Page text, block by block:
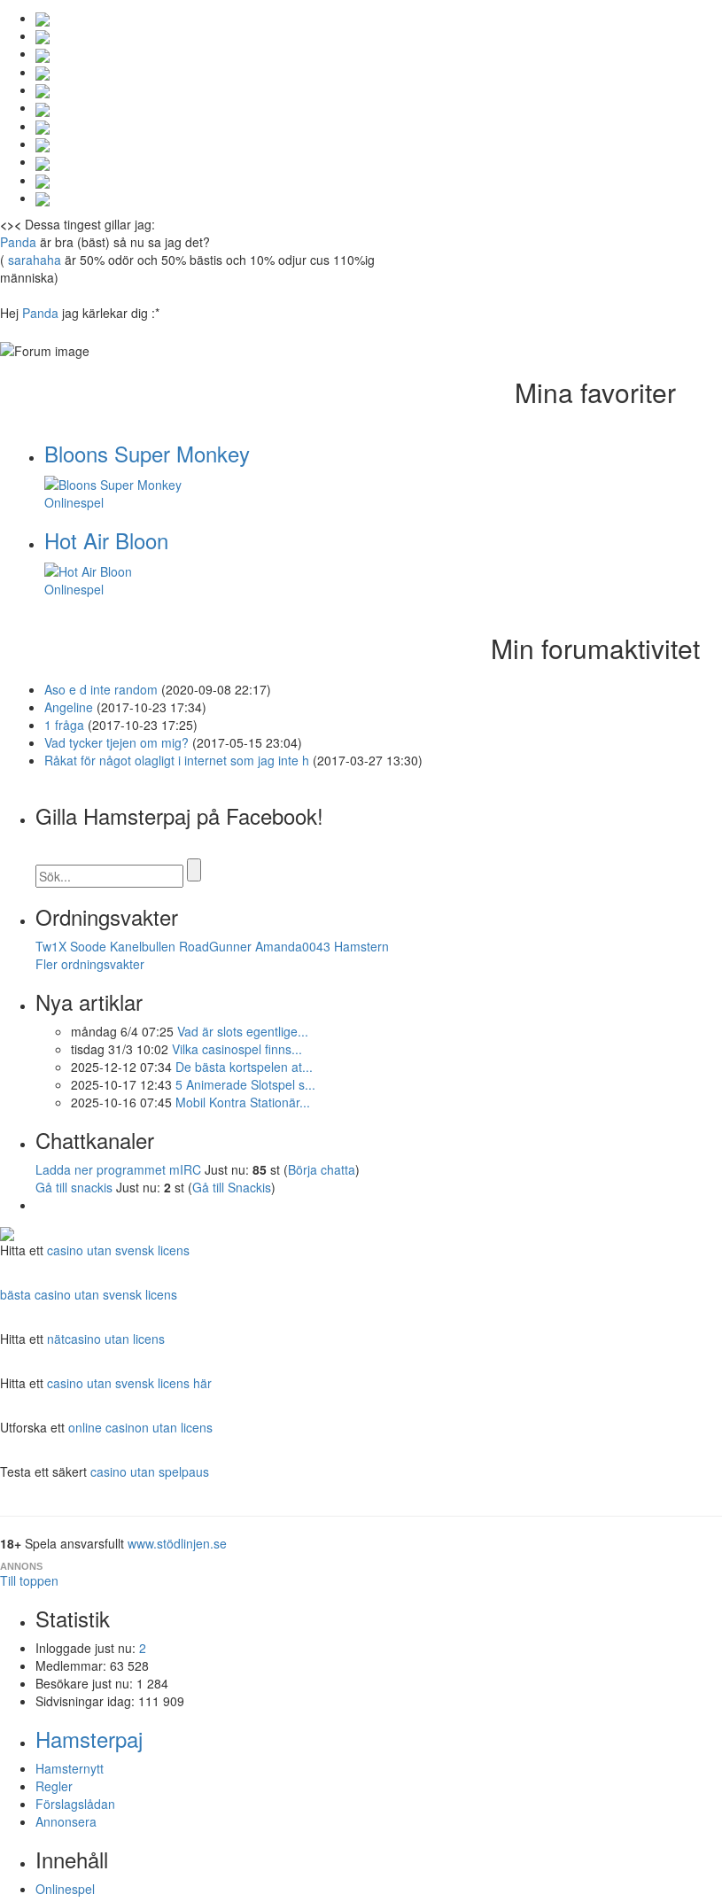
<>< Dessa tingest gillar jag:
Panda är bra (bäst) så nu sa jag det?
( sarahaha är 50% odör och 50% bästis och 10% odjur cus 110%ig
människa)
Hej Panda jag kärlekar dig :*
Mina favoriter
Bloons Super Monkey
Onlinespel
Hot Air Bloon
Onlinespel
Min forumaktivitet
Aso e d inte random (2020-09-08 22:17)
Angeline (2017-10-23 17:34)
1 fråga (2017-10-23 17:25)
Vad tycker tjejen om mig? (2017-05-15 23:04)
Råkat för något olagligt i internet som jag inte h (2017-03-27 13:30)
Gilla Hamsterpaj på Facebook!
Ordningsvakter
Tw1X Soode Kanelbullen RoadGunner Amanda0043 Hamstern
Fler ordningsvakter
Nya artiklar
måndag 6/4 07:25 Vad är slots egentlige...
tisdag 31/3 10:02 Vilka casinospel finns...
2025-12-12 07:34 De bästa kortspelen at...
2025-10-17 12:43 5 Animerade Slotspel s...
2025-10-16 07:45 Mobil Kontra Stationär...
Chattkanaler
Ladda ner programmet mIRC Just nu: 85 st (Börja chatta)
Gå till snackis Just nu: 2 st (Gå till Snackis)
Hitta ett casino utan svensk licens
bästa casino utan svensk licens
Hitta ett nätcasino utan licens
Hitta ett casino utan svensk licens här
Utforska ett online casinon utan licens
Testa ett säkert casino utan spelpaus
18+ Spela ansvarsfullt www.stödlinjen.se
ANNONS
Till toppen
Statistik
Inloggade just nu: 2
Medlemmar: 63 528
Besökare just nu: 1 284
Sidvisningar idag: 111 909
Hamsterpaj
Hamsternytt
Regler
Förslagslådan
Annonsera
Innehåll
Onlinespel